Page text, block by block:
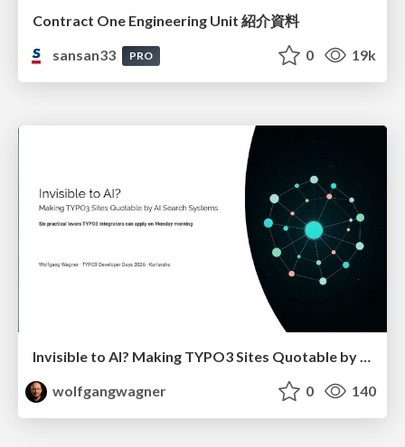
Contract One Engineering Unit 紹介資料
sansan33
PRO 0 19k
Invisible to AI? Making TYPO3 Sites Quotable by AI Search Systems
wolfgangwagner
0 140